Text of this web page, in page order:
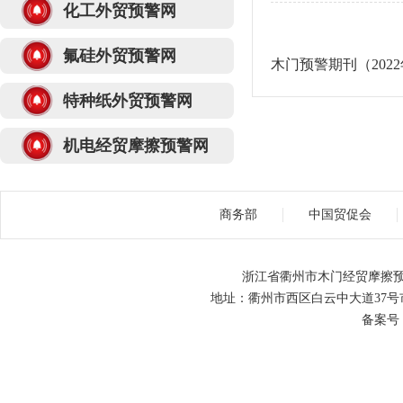
化工外贸预警网
氟硅外贸预警网
特种纸外贸预警网
机电经贸摩擦预警网
木门预警期刊（
商务部 中国贸促会
浙江省衢州市木门经贸摩擦
地址：衢州市西区白云中大道37
备案号